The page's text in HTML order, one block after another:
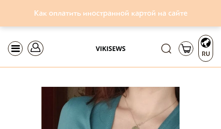
Как оплатить иностранной картой на сайте
RU